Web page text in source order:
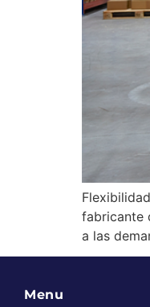
fabricante
a las
Menu